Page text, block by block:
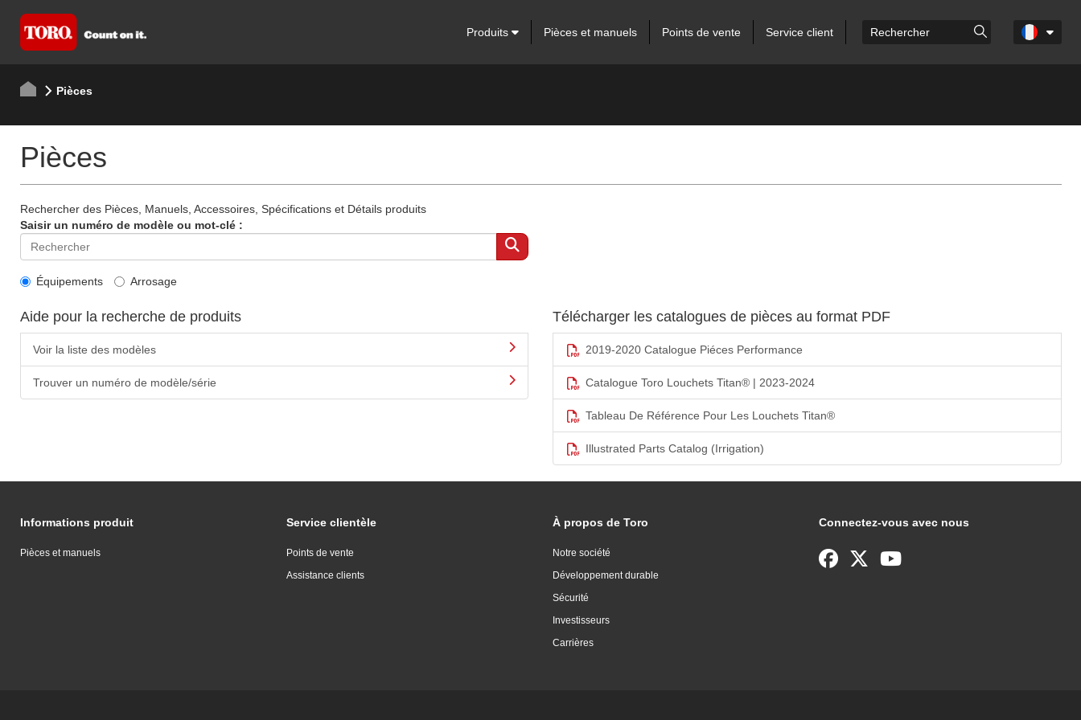
Produits Pièces et manuels Points de vente Service client
Pièces
Pièces
Rechercher des Pièces, Manuels, Accessoires, Spécifications et Détails produits
Saisir un numéro de modèle ou mot-clé :
Équipements Arrosage
Aide pour la recherche de produits
Voir la liste des modèles
Trouver un numéro de modèle/série
Télécharger les catalogues de pièces au format PDF
2019-2020 Catalogue Piéces Performance
Catalogue Toro Louchets Titan® | 2023-2024
Tableau De Référence Pour Les Louchets Titan®
Illustrated Parts Catalog (Irrigation)
Informations produit
Pièces et manuels
Service clientèle
Points de vente
Assistance clients
À propos de Toro
Notre société
Développement durable
Sécurité
Investisseurs
Carrières
Connectez-vous avec nous